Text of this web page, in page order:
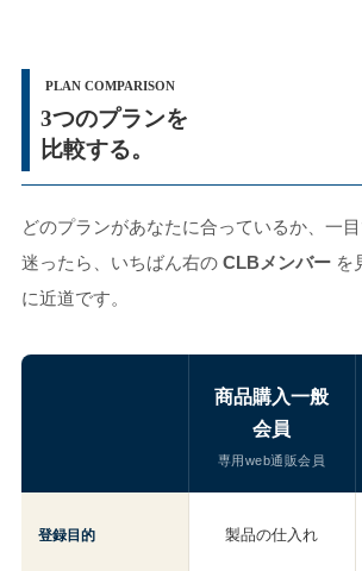
PLAN COMPARISON
3つのプランを
比較する。
どのプランがあなたに合っているか、一目
迷ったら、いちばん右の CLBメンバーを
に近道です。
商品購入一般
会員
専用web通販会員
登録目的 製品の仕入れ